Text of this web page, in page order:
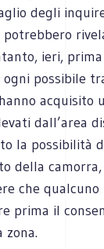
degli
potrebbero
ieri,
ogni possibile
acquisito
dall’area
la possibilità
della
che qualcuno
prima il
zona.